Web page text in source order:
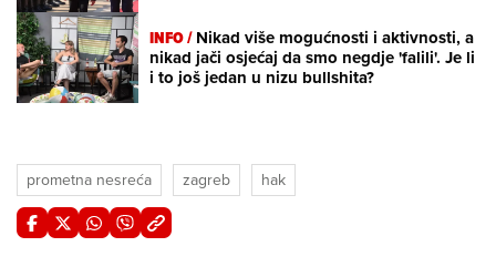
INFO /Nikad više mogućnosti i aktivnosti, a
nikad jači osjećaj da smo negdje 'falili'. Je li
i to još jedan u nizu bullshita?
prometna nesreća zagreb hak